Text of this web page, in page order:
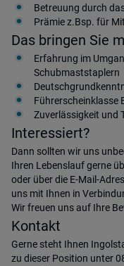
Betreuung durch
Prämie z.Bsp. für
Das bringen Sie
Erfahrung im
Schubmaststaplern
Führerscheinklasse
Zuverlässigkeit und
Interessiert?
Dann sollten wir uns
Ihren Lebenslauf gerne
oder über die E-Mail-
uns mit Ihnen in
Wir freuen uns auf Ihre
Kontakt
Gerne steht Ihnen
zu dieser Position unter